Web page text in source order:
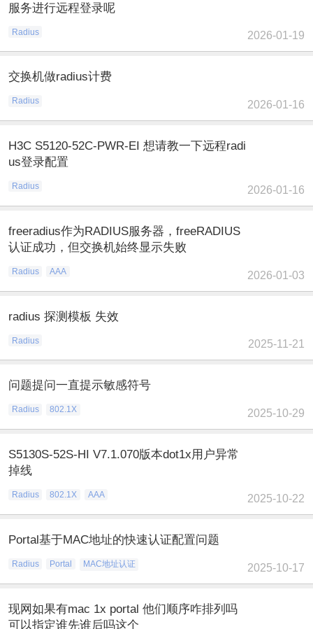
服务进行远程登录呢
Radius 2026-01-19
交换机做radius计费
Radius 2026-01-16
H3C S5120-52C-PWR-EI 想请教一下远程radi
us登录配置
Radius 2026-01-16
freeradius作为RADIUS服务器，freeRADIUS
认证成功，但交换机始终显示失败
Radius AAA 2026-01-03
radius 探测模板 失效
Radius 2025-11-21
问题提问一直提示敏感符号
Radius 802.1X 2025-10-29
S5130S-52S-HI V7.1.070版本dot1x用户异常
掉线
Radius 802.1X AAA 2025-10-22
Portal基于MAC地址的快速认证配置问题
Radius Portal MAC地址认证 2025-10-17
现网如果有mac 1x portal 他们顺序咋排列吗
可以指定谁先谁后吗这个